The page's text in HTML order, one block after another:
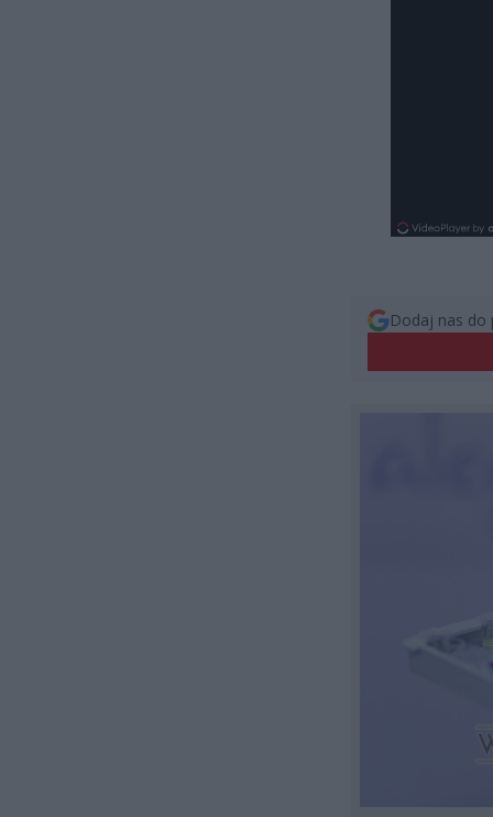
Dodaj nas do